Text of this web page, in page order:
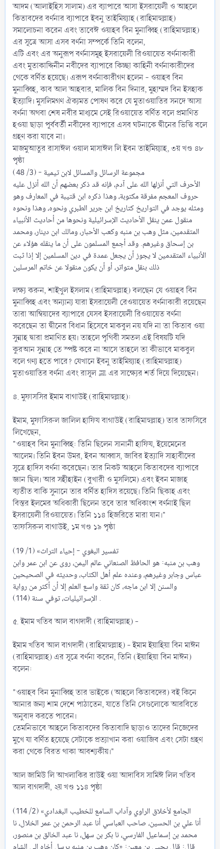
আদম (আলাইহিস সালাম) এর ব্যাপারে আসা ইসরায়েলী ও আহলে
কিতাবদের বর্ণনার ব্যাপারে ইবনু তাইমিয়্যাহ (রাহিমাহুল্লাহ)
সমালোচনা করেন এবং তাবেঈ ওয়াহব বিন মুনাব্বিহ (রাহিমাহুল্লাহ)
এর সূত্রে আসা এসব বর্ণনা সম্পর্কে তিনি বলেন,
এটি এবং এর অনুরূপ বর্ণনাসমূহ ইসরায়েলী রিওয়ায়েত বর্ণনাকারী
এবং মুতাকাদ্দিনীন নবীদের ব্যাপারে কিচ্ছা কাহিনী বর্ণনাকারীদের
থেকে বর্ণিত হয়েছে। এরূপ বর্ণনাকারীগণ হলেন - ওয়াহব বিন
মুনাব্বিহ, কাব আল আহবার, মালিক বিন দিনার, মুহাম্মদ বিন ইসহাক
ইত্যাদি। মুসলিমগণ ঐক্যমত পোষণ করে যে মুতাওয়াতির সনদে আসা
বর্ণনা অথবা শেষ নবীর মাধ্যমে সেই রিওয়ায়েত বর্ণিত বলে প্রমাণিত
হওয়া ছাড়া পূর্ববর্তী নবীদের ব্যাপারে এসব ঘটনাকে দ্বীনের ভিত্তি বলে
গ্রহণ করা যাবে না।
মাজমুআতুর রাসাঈল ওয়াল মাসাঈল লি ইবন তাইমিয়্যাহ, ৩য় খণ্ড ৪৮
পৃষ্ঠা
مجموعة الرسائل والمسائل لابن تيمية - (3/ 48)
الأحرف التي أنزلها الله على آدم، فإنه قد ذكر بعضهم أن الله أنزل عليه
حروف المعجم مفرقة مكتوبة، وهذا ذكره ابن قتيبة في المعارف وهو
ومثله يوجد في التواريخ كتاريخ ابن جرير الطبري ونحوه، وهذا ونحوه
منقول عمن ينقل الأحاديث الإسرائيلية ونحوها من أحاديث الأنبياء
المتقدمين، مثل ‌وهب ‌بن ‌منبه وكعب الأحبار، ومالك ابن دينار، ومحمد
بن إسحاق وغيرهم. وقد أجمع المسلمون على أن ما ينقله هؤلاء عن
الأنبياء المتقدمين لا يجوز أن يجعل عمدة في دين المسلمين إلا إذا ثبت
ذلك بنقل متواتر، أو أن يكون منقولا عن خاتم المرسلين
লক্ষ্য করুন, শাইখুল ইসলাম (রাহিমাহুল্লাহ) বলছেন যে ওয়াহব বিন
মুনাব্বিহ এবং অন্যান্য যারা ইসরায়েলী রেওয়ায়েত বর্ণনাকারী রয়েছেন
তারা আম্বিয়াদের ব্যাপারে যেসব ইসরায়েলী রিওয়ায়েত বর্ণনা
করেছেন তা দ্বীনের বিধান হিসেবে মাকবুল নয় যদি না তা কিতাব ওয়া
সুন্নাহ দ্বারা প্রমাণিত হয়। তাহলে পৃথিবী সমতল এই বিষয়টি যদি
কুরআন সুন্নাহ তে স্পষ্ট করে না আসে তাহলে তা কীভাবে মাকবুল
বলে গণ্য হতে পারে? যেখানে ইবনু তাইমিয়্যাহ (রাহিমাহুল্লাহ)
মুতাওয়াতির বর্ণনা এবং রাসূল ﷺ এর সাক্ষ্যের শর্ত দিয়ে দিয়েছেন।
৪. মুফাসসির ইমাম বাগাউই (রাহিমাহুল্লাহ):
ইমাম, মুফাসিরুল জালিল হাফিয বাগাউই (রাহিমাহুল্লাহ) তার তাফসিরে
লিখেছেন,
"ওয়াহব বিন মুনাব্বিহ: তিনি ছিলেন সানানী হাফিয, ইয়েমেনের
আলেম। তিনি ইবন উমর, ইবন আব্বাস, জাবির ইত্যাদি সাহাবীদের
সূত্রে হাদিস বর্ণনা করেছেন। তার নিকট আহলে কিতাবদের ব্যাপারে
জ্ঞান ছিল। আর সহীহাইন (বুখারী ও মুসলিমে) এবং ইবন মাজাহ
ব্যতীত বাকি সুনানে তার বর্ণিত হাদিস রয়েছে। তিনি ছিকাহ এবং
বিস্তর ইলমের অধিকারী ছিলেন তবে তার অধিকাংশ বর্ণনাই ছিল
ইসরায়েলী রিওয়ায়েত। তিনি ১১৪ হিজরিতে মারা যান।"
তাফসিরুল বাগাউই, ১ম খণ্ড ১৯ পৃষ্ঠা
تفسير البغوي - إحياء التراث» (1/ 19)
وهب ‌بن ‌منبه: هو الحافظ الصنعاني عالم اليمن، روى عن ابن عمر وابن
عباس وجابر وغيرهم، وعنده علم ‌أهل ‌الكتاب، وحديثه في الصحيحين
والسنن إلا ابن ماجه، كان ثقة واسع العلم إلا أن أكثر من رواية
الإسرائيليات، توفي سنة (114) .
৫. ইমাম খতিব আল বাগদাদী (রাহিমাহুল্লাহ) -
ইমাম খতিব আল বাগদাদী (রাহিমাহুল্লাহ) - ইমাম ইয়াহিয়া বিন মাঈন
(রাহিমাহুল্লাহ) এর সূত্রে বর্ণনা করেন, তিনি (ইয়াহিয়া বিন মাঈন)
বলেন:
"ওয়াহব বিন মুনাব্বিহ তার ভাইকে (আহলে কিতাবদের) বই কিনে
আনার জন্য শাম দেশে পাঠাতেন, যাতে তিনি সেগুলোকে আরবিতে
অনুবাদ করতে পারেন।
তেমনিভাবে আহলে কিতাবদের কিতাবাদি ছাড়াও তাদের নিজেদের
মুখে যা বর্ণিত হয়েছে সেটাকে প্রত্যাখান করা ওয়াজিব এবং সেটা গ্রহণ
করা থেকে বিরত থাকা আবশ্যকীয়।"
আল জামিউ লি আখলাকির রাউই ওয়া আদাবিস সামিঈ লিল খতিব
আল বাগদাদী, ২য় খণ্ড ১১৪ পৃষ্ঠা
الجامع لأخلاق الراوي وآداب السامع للخطيب البغدادي» (2/ 114)
أنا علي بن الحسين، صاحب العباسي أنا عبد الرحمن بن عمر الخلال، نا
محمد بن إسماعيل الفارسي، نا بكر بن سهل، نا عبد الخالق بن منصور،
قال: قال يحيى بن معين: «كان وهب بن منبه يرسل أخاه إلى الشام